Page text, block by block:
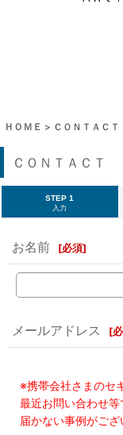
ＨＯＭＥ > ＣＯＮＴＡＣＴ
ＣＯＮＴＡＣＴ
STEP 1
入力
お名前 [必須]
メールアドレス [
※携帯会社さまのセ
最近お問い合わせ
届かない事例がござ